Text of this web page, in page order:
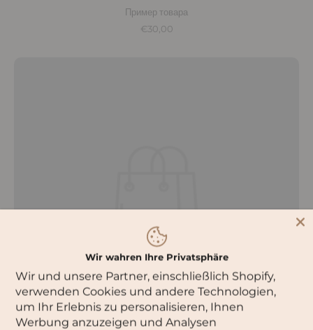
Пример товара
€30,00
Wir wahren Ihre Privatsphäre
Wir und unsere Partner, einschließlich Shopify,
verwenden Cookies und andere Technologien,
um Ihr Erlebnis zu personalisieren, Ihnen
Werbung anzuzeigen und Analysen